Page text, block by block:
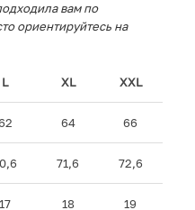
вам по
ориентируйтесь на
L XL XXL
64 66
71,6 72,6
17 18 19